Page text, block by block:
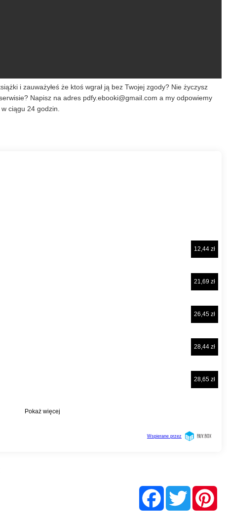
i zauważyłeś że ktoś wgrał ją bez Twojej zgody? Nie życzysz
Napisz na adres pdfy.ebooki@gmail.com a my odpowiemy
ciągu 24 godzin.
F
T
w